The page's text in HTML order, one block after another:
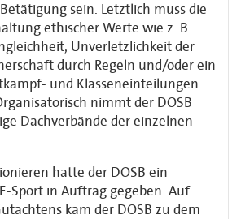
sein. Letztlich muss die
ethischer Werte wie z. B.
Unverletzlichkeit der
durch Regeln und/oder ein
und Klasseneinteilungen
nimmt der DOSB
Dachverbände der einzelnen
hatte der DOSB ein
Sport in Auftrag gegeben. Auf
kam der DOSB zu dem